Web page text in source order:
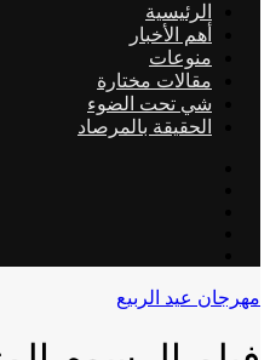
الرئيسية
أهم الأخبار
منوعات
مقالات مختارة
شي تحت الضوء
الحقيقة بالمرصاد
مهرجان عيد الربيع